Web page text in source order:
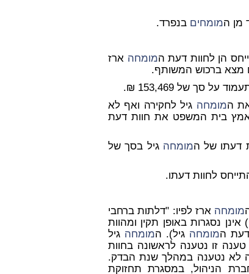
מומחים בנפרד.
הן לחוות דעת המומחה ארז
מצא ברכוש המשותף.
סך של 153,469 ₪.
מומחה גיל לחקירה ואף לא
בית המשפט את חוות דעת
דעתו של המומחה גיל בסך של
לחוות דעתו.
מומחה ארז לפיו: "דלתות ברחבי
אינן נסגרות באופן תקין ומהוות
מומחה גיל). המומחה גיל
זו לאחר יותר מ-5 שנות אכלוס. טענה זו נטענה לראשונה בחוות
הטענה לא נטענה במהלך שנת הבדק.
חברת הניהול, במסגרת תחזוקת